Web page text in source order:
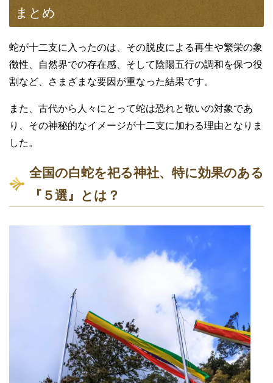
まとめ
蛇が十二支に入ったのは、その脱皮による再生や繁栄の象
徴性、自然界での存在感、そして陰陽五行の調和を保つ役
割など、さまざまな要因が重なった結果です。
また、古代から人々にとって蛇は恐れと敬いの対象であ
り、その神秘的なイメージが十二支に加わる理由となりま
した。
全国の白蛇を祀る神社、特に効果のある
『５選』とは？